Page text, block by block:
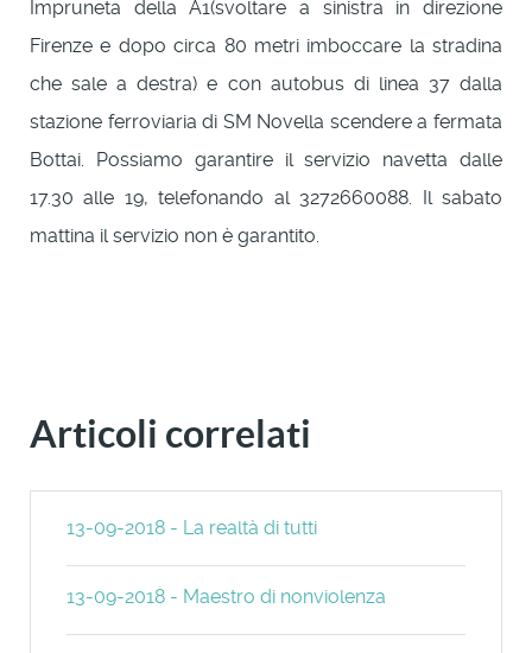
Impruneta della A1(svoltare a sinistra in direzione
Firenze e dopo circa 80 metri imboccare la stradina
che sale a destra) e con autobus di linea 37 dalla
stazione ferroviaria di SM Novella scendere a fermata
Bottai. Possiamo garantire il servizio navetta dalle
17.30 alle 19, telefonando al 3272660088. Il sabato
mattina il servizio non è garantito.
Articoli correlati
13-09-2018 - La realtà di tutti
13-09-2018 - Maestro di nonviolenza